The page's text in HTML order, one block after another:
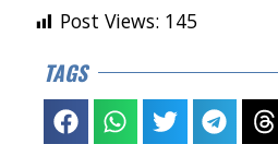
Post Views: 145
TAGS